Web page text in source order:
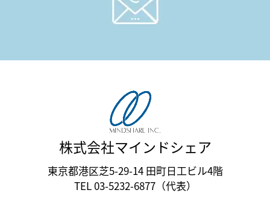
株式会社マインドシェア
東京都港区芝5-29-14 田町日工ビル4階
TEL 03-5232-6877（代表）